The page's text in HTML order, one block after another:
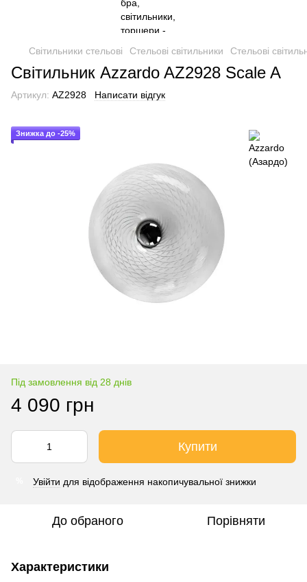
Світильники стельові Стельові світильники Стельові
Світильник Azzardo AZ2928 Scale A
Артикул: AZ2928 Написати відгук
Знижка до -25%
Під замовлення від 28 днів
4 090 грн
Купити
Увійти для відображення накопичувальної знижки
До обраного Порівняти
Характеристики